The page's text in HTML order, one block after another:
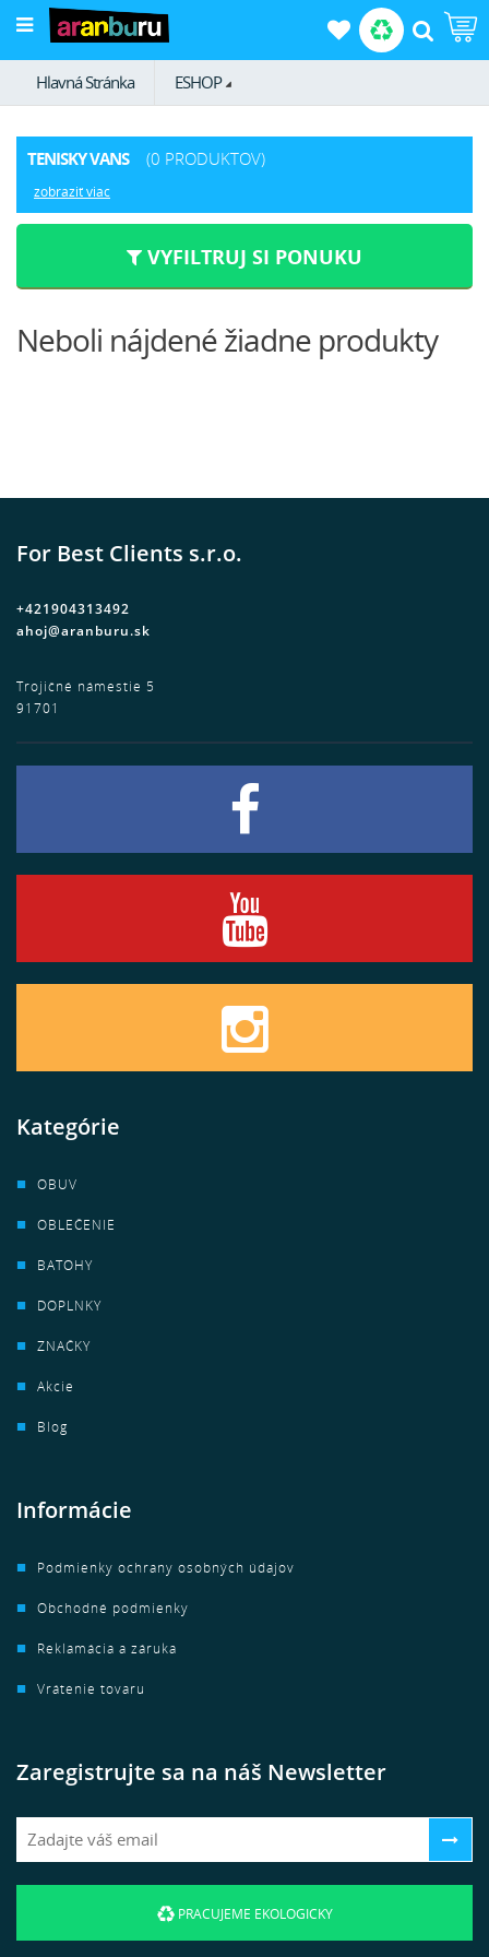
Hlavná Stránka ESHOP
TENISKY VANS (0 PRODUKTOV)
zobraziť viac
VYFILTRUJ SI PONUKU
Neboli nájdené žiadne produkty
For Best Clients s.r.o.
+421904313492
ahoj@aranburu.sk
Trojičné námestie 5
91701
Kategórie
OBUV
OBLEČENIE
BATOHY
DOPLNKY
ZNAČKY
Akcie
Blog
Informácie
Podmienky ochrany osobných údajov
Obchodné podmienky
Reklamácia a záruka
Vrátenie tovaru
Zaregistrujte sa na náš Newsletter
PRACUJEME EKOLOGICKY